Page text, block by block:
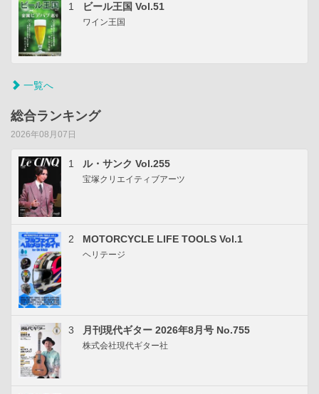
1 ビール王国 Vol.51
ワイン王国
一覧へ
総合ランキング
2026年08月07日
1 ル・サンク Vol.255
宝塚クリエイティブアーツ
2 MOTORCYCLE LIFE TOOLS Vol.1
ヘリテージ
3 月刊現代ギター 2026年8月号 No.755
株式会社現代ギター社